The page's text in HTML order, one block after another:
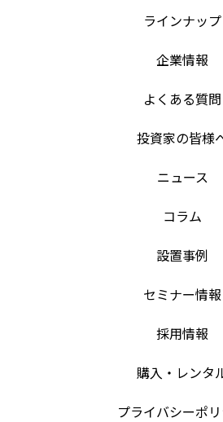
ラインナップ
企業情報
よくある質問
投資家の皆様
ニュース
コラム
設置事例
セミナー情報
採用情報
購入・レンタ
プライバシーポ